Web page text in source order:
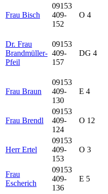
Frau Bisch
09153
409-
152
O 4
Dr. Frau
Brandmüller-
Pfeil
09153
409-
157
DG 4
Frau Braun
09153
409-
130
E 4
Frau Brendl
09153
409-
124
O 12
Herr Ertel
09153
409-
153
O 3
Frau
Escherich
09153
409-
136
E 5